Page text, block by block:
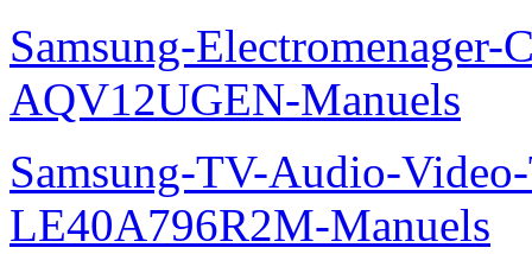
Samsung-Electromenager-
AQV12UGEN-Manuels
Samsung-TV-Audio-
LE40A796R2M-Manuels